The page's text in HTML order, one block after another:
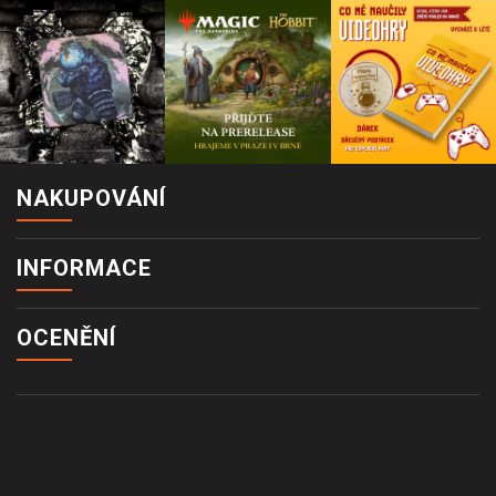
NAKUPOVÁNÍ
INFORMACE
OCENĚNÍ